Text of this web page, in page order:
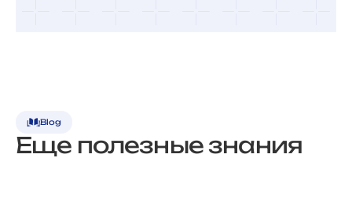
Blog
Еще полезные знания